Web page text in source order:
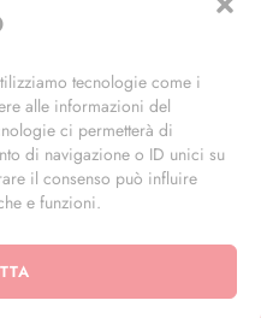
tecnologie come i
alle informazioni del
ci permetterà di
di navigazione o ID unici su
il consenso può influire
e funzioni.